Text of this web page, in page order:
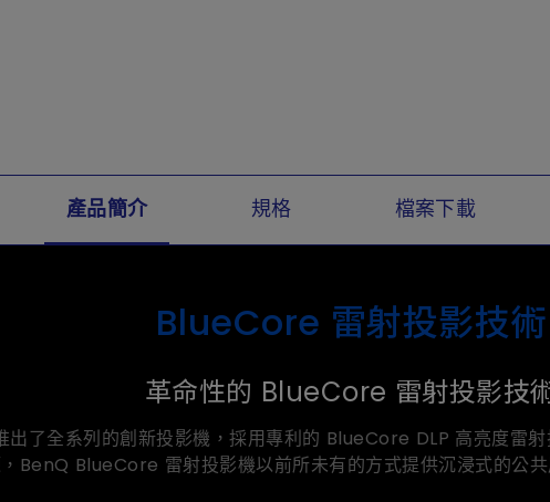
產品簡介 規格 檔案下載
BlueCore 雷射投影技術
革命性的 BlueCore 雷射投影技
了全系列的創新投影機，採用專利的 BlueCore DLP 高亮度雷
BenQ BlueCore 雷射投影機以前所未有的方式提供沉浸式的公